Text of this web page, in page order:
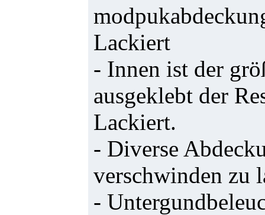
Lackiert
- Innen ist der
ausgeklebt der
Lackiert.
- Diverse
verschwinden zu
-